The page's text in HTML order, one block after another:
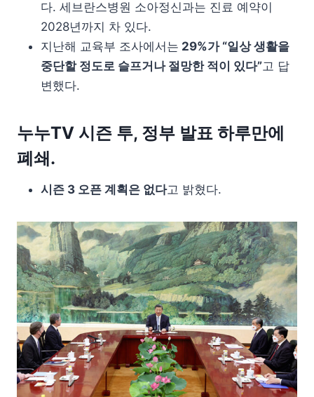
다. 세브란스병원 소아정신과는 진료 예약이
2028년까지 차 있다.
지난해 교육부 조사에서는 29%가 “일상 생활을
중단할 정도로 슬프거나 절망한 적이 있다”고 답
변했다.
누누TV 시즌 투, 정부 발표 하루만에
폐쇄.
시즌 3 오픈 계획은 없다고 밝혔다.